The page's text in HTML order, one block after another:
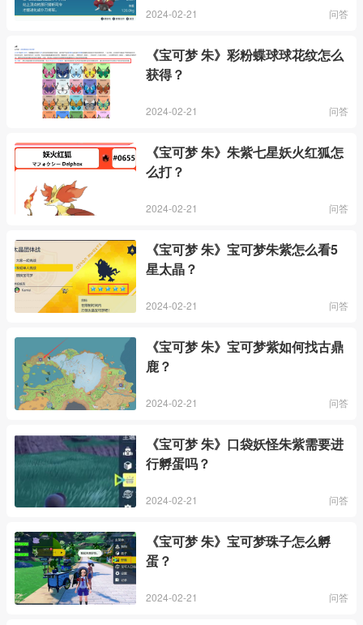
2024-02-21 问答
《宝可梦 朱》彩粉蝶球球花纹怎么
获得？
2024-02-21 问答
《宝可梦 朱》朱紫七星妖火红狐怎
么打？
2024-02-21 问答
《宝可梦 朱》宝可梦朱紫怎么看5
星太晶？
2024-02-21 问答
《宝可梦 朱》宝可梦紫如何找古鼎
鹿？
2024-02-21 问答
《宝可梦 朱》口袋妖怪朱紫需要进
行孵蛋吗？
2024-02-21 问答
《宝可梦 朱》宝可梦珠子怎么孵
蛋？
2024-02-21 问答